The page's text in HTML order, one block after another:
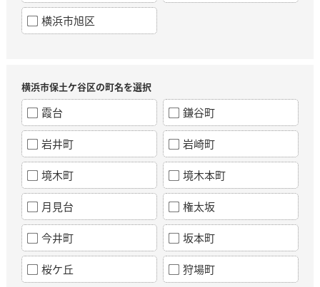
横浜市旭区
横浜市保土ケ谷区の町名を選択
霞台 鎌谷町
岩井町 岩崎町
境木町 境木本町
月見台 権太坂
今井町 坂本町
桜ケ丘 狩場町